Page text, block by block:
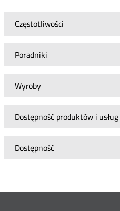
Częstotliwości
Poradniki
Wyroby
Dostępność produktów i usług
Dostępność